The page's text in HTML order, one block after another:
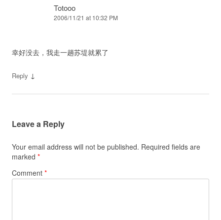
Totooo
2006/11/21 at 10:32 PM
幸好没去，我走一趟苏堤就累了
Reply ↓
Leave a Reply
Your email address will not be published. Required fields are
marked *
Comment *